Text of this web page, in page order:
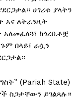
ሀገሪቱ ያላትን
እና ለትራንዚት
ከጎረቤቶቿ
በላይ፣ ራሷን
(Pariah State)
ስጋታቸውን ይገልጻሉ።